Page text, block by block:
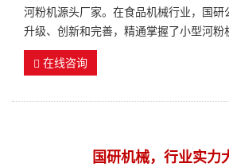
河粉机源头厂家。在食品机械行业，国研
升级、创新和完善，精通掌握了小型河粉
在线咨询
国研机械，行业实力